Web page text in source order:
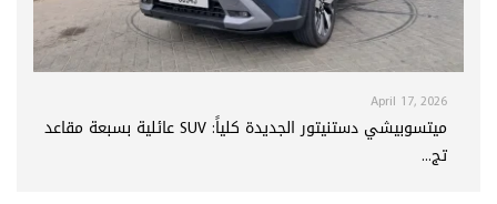
April 17, 2026
ميتسوبيشي دستنيتور الجديدة كلياً: SUV عائلية بسبعة مقاعد
تج...